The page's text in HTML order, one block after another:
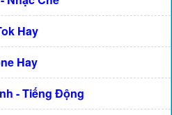
Hay
Hay
- Tiếng Động